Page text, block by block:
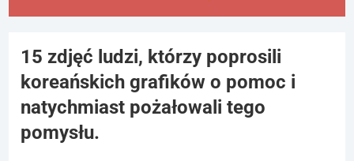
15 zdjęć ludzi, którzy poprosili
koreańskich grafików o pomoc i
natychmiast pożałowali tego
pomysłu.